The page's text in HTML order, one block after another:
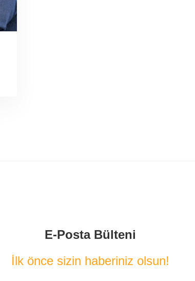
E-Posta Bülteni
İlk önce sizin haberiniz olsun!